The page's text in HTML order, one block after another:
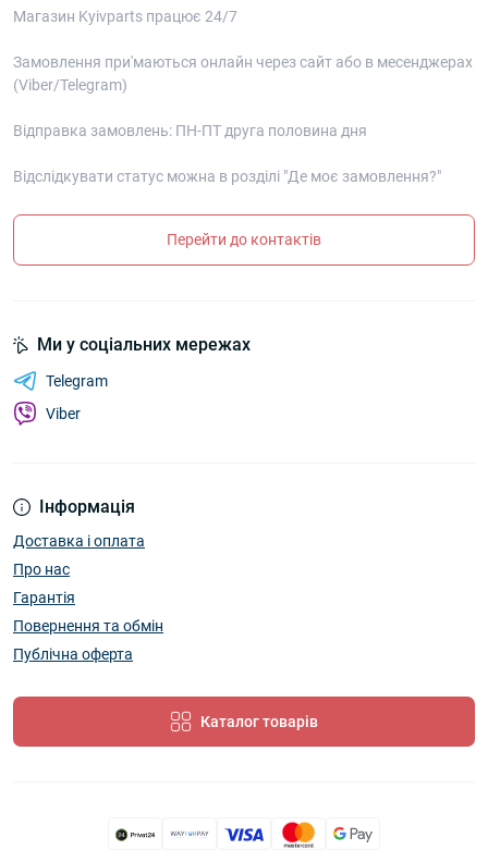
Магазин Kyivparts працює 24/7
Замовлення при'маються онлайн через сайт або в месенджерах
(Viber/Telegram)
Відправка замовлень: ПН-ПТ друга половина дня
Відслідкувати статус можна в розділі "Де моє замовлення?"
Перейти до контактів
Інформація
Доставка і оплата
Про нас
Гарантія
Повернення та обмін
Публічна оферта
Каталог товарів
Ми у соціальних мережах
Telegram
Viber